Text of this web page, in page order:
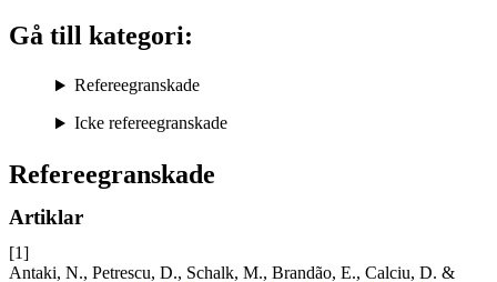
Refereegranskade
Artiklar
[1]
Antaki, N., Petrescu, D., Schalk, M., Brandão, E., Calciu, D. &
Gå till kategori:
Refereegranskade
Icke refereegranskade